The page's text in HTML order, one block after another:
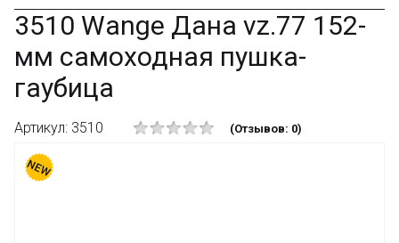
3510 Wange Дана vz.77 152-
мм самоходная пушка-
гаубица
Артикул: 3510 (Отзывов: 0)